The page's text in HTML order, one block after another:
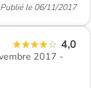
Publié le 06/11/2017
4,0
2017 -